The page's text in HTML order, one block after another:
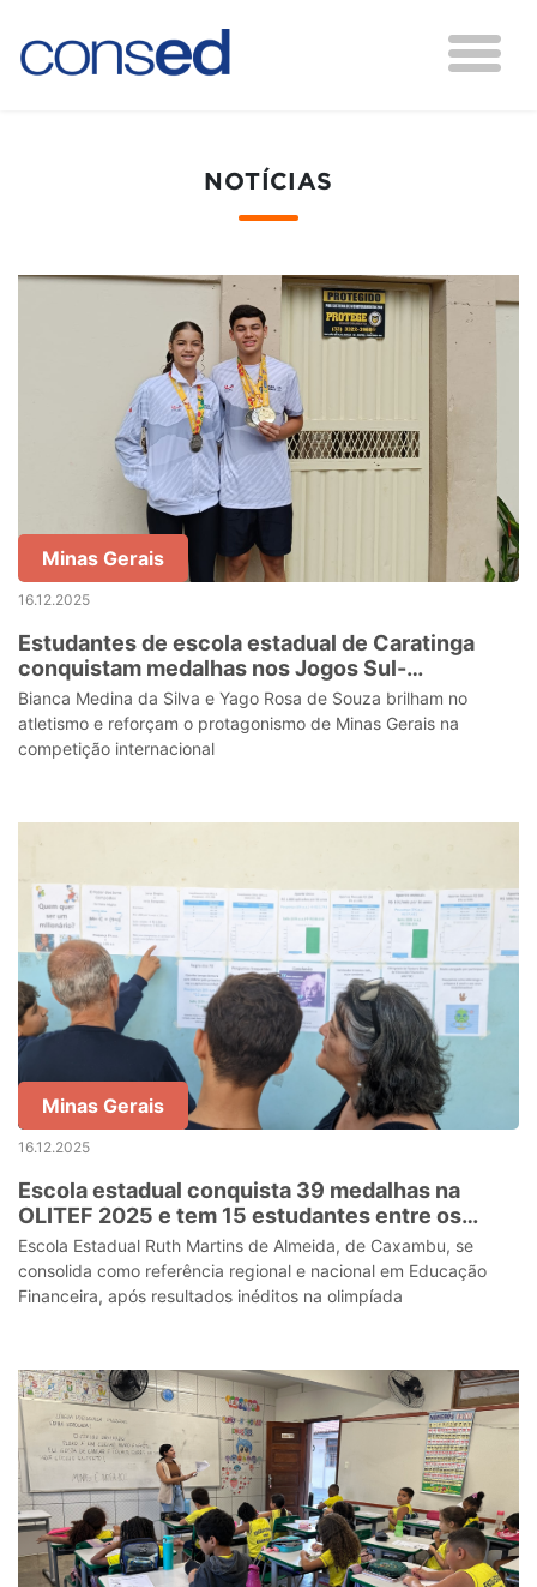
NOTÍCIAS
Minas Gerais
16.12.2025
Estudantes de escola estadual de Caratinga
conquistam medalhas nos Jogos Sul-
Americanos Escolares 2025
Bianca Medina da Silva e Yago Rosa de Souza brilham no
atletismo e reforçam o protagonismo de Minas Gerais na
competição internacional
Minas Gerais
16.12.2025
Escola estadual conquista 39 medalhas na
OLITEF 2025 e tem 15 estudantes entre os
melhores do Brasil
Escola Estadual Ruth Martins de Almeida, de Caxambu, se
consolida como referência regional e nacional em Educação
Financeira, após resultados inéditos na olimpíada